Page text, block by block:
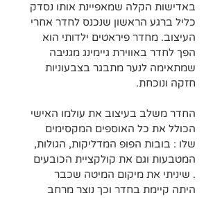
באדישות הקלה שמאפיינת אותו נסדק
כליל ברגע הראשון שנכנס לחדר אחרי
העיצוב. מחדר פיראטים ילדותי הוא
הפך לחדר באווירת גיימינג מגניבה
שמתאימה לנער מתבגר בצבעוניות
חזקה ונוכחת.
החדר משלב בעיצוב את עולמו האישי
הכולל את כל האוספים המקסימים
שלו : בובות הפופ המדליקות, הגולות,
המטבעות וגם את קולקציית הכובעים
. שיניתי את מיקום המיטה שכבר
היתה קיימת בחדר וכך נוצר מרחב